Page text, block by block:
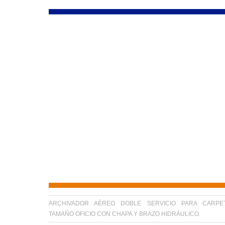
ARCHIVADOR AÉREO DOBLE SERVICIO PARA
TAMAÑO OFICIO CON CHAPA Y BRAZO HIDRÁULICO.